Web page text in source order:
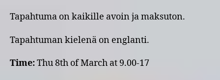
Tapahtuma on kaikille avoin ja maksuton.
Tapahtuman kielenä on englanti.
Time:Thu 8th of March at 9.00-17